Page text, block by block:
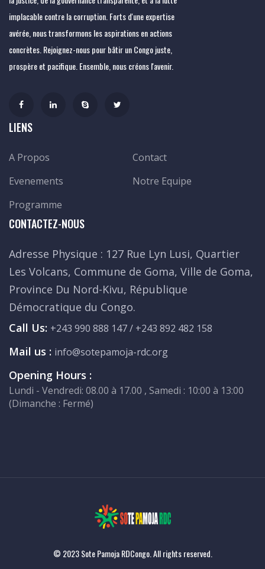
implacable contre la corruption. Forts d'une expertise
avérée, nous transformons les aspirations en actions
concrètes. Rejoignez-nous pour bâtir un Congo juste,
prospère et pacifique. Ensemble, nous créons l'avenir.
LIENS
A Propos
Contact
Evenements
Notre Equipe
Programme
CONTACTEZ-NOUS
Adresse Physique : 127 Rue Lyn Lusi, Quartier
Les Volcans, Commune de Goma, Ville de Goma,
Province Du Nord-Kivu, République
Démocratique du Congo.
Call Us: +243 990 888 147 / +243 892 482 158
Mail us : info@sotepamoja-rdc.org
Opening Hours :
Lundi - Vendredi: 08.00 à 17.00 , Samedi : 10:00 à 13:00
(Dimanche : Fermé)
© 2023 Sote Pamoja RDCongo. All rights reserved.